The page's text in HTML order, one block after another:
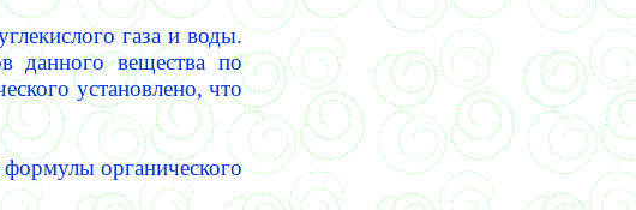
газа и воды.
данного вещества по
установлено, что
органического